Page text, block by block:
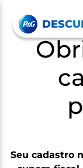
Seu cadastro